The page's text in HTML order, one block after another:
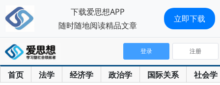
首页 法学 经济学 政治学 国际关系 社会学
登录 注册
下载爱思想APP
随时随地阅读精品文章
立即下载